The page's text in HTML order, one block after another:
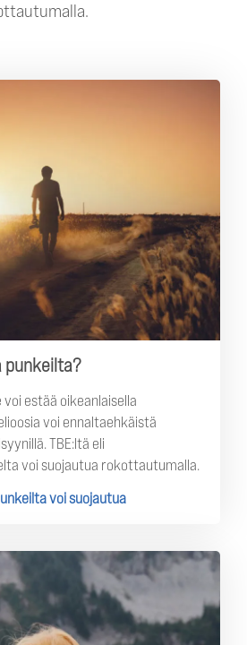
punkeilta?
voi estää oikeanlaisella
voi ennaltaehkäistä
TBE:ltä eli
voi suojautua rokottautumalla.
voi suojautua